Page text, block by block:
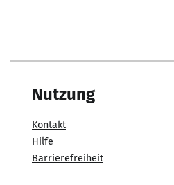
Nutzung
Kontakt
Hilfe
Barrierefreiheit